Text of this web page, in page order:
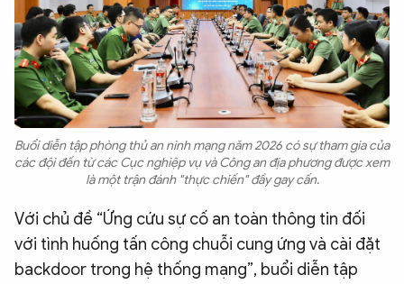
Buổi diễn tập phòng thủ an ninh mạng năm 2026 có sự tham gia của
các đội đến từ các Cục nghiệp vụ và Công an địa phương được xem
là một trận đánh "thực chiến" đầy gay cấn.
Với chủ đề “Ứng cứu sự cố an toàn thông tin đối
với tình huống tấn công chuỗi cung ứng và cài đặt
backdoor trong hệ thống mạng”, buổi diễn tập